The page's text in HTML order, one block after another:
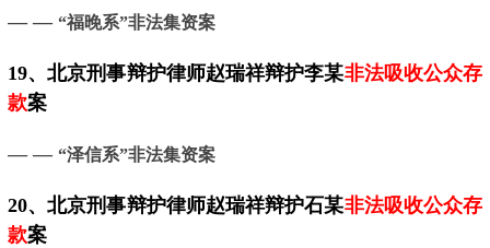
— — “福晚系”非法集资案
19、北京刑事辩护律师赵瑞祥辩护李某非法吸收公众存
款案
— — “泽信系”非法集资案
20、北京刑事辩护律师赵瑞祥辩护石某非法吸收公众存
款案